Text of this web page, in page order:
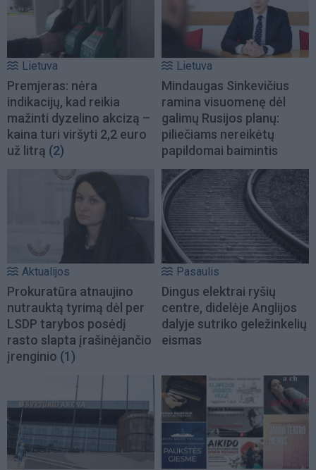
Lietuva
Premjeras: nėra
indikacijų, kad reikia
mažinti dyzelino akcizą –
kaina turi viršyti 2,2 euro
už litrą (2)
Lietuva
Mindaugas Sinkevičius
ramina visuomenę dėl
galimų Rusijos planų:
piliečiams nereikėtų
papildomai baimintis
Aktualijos
Prokuratūra atnaujino
nutrauktą tyrimą dėl per
LSDP tarybos posėdį
rasto slapta įrašinėjančio
įrenginio (1)
Pasaulis
Dingus elektrai ryšių
centre, didelėje Anglijos
dalyje sutriko geležinkelių
eismas